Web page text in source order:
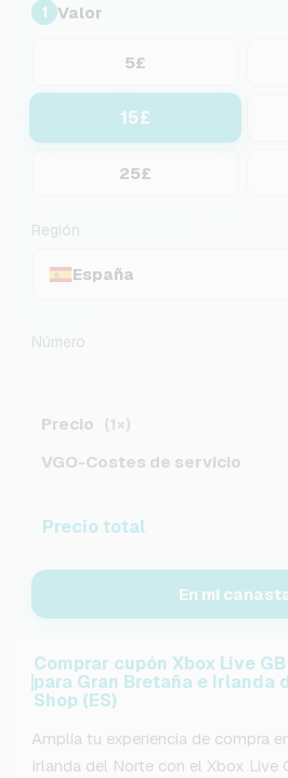
1 Valor
5£
15£
25£
Región
España
Número
Precio (1×)
VGO-Costes de servicio
Precio total
En mi
Comprar cupón Xbox Live
para Gran Bretaña e Irlanda
Shop (ES)
Amplía tu experiencia de compra
Irlanda del Norte con el Xbox Live